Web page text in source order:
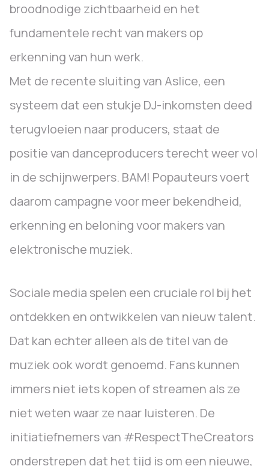
broodnodige zichtbaarheid en het
fundamentele recht van makers op
erkenning van hun werk.
Met de recente sluiting van Aslice, een
systeem dat een stukje DJ-inkomsten deed
terugvloeien naar producers, staat de
positie van danceproducers terecht weer vol
in de schijnwerpers. BAM! Popauteurs voert
daarom campagne voor meer bekendheid,
erkenning en beloning voor makers van
elektronische muziek.
Sociale media spelen een cruciale rol bij het
ontdekken en ontwikkelen van nieuw talent.
Dat kan echter alleen als de titel van de
muziek ook wordt genoemd. Fans kunnen
immers niet iets kopen of streamen als ze
niet weten waar ze naar luisteren. De
initiatiefnemers van #RespectTheCreators
onderstrepen dat het tijd is om een nieuwe,